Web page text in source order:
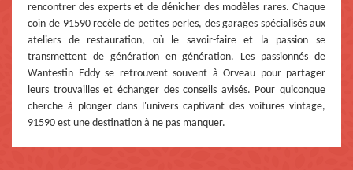
rencontrer des experts et de dénicher des modèles rares. Chaque
coin de 91590 recèle de petites perles, des garages spécialisés aux
ateliers de restauration, où le savoir-faire et la passion se
transmettent de génération en génération. Les passionnés de
Wantestin Eddy se retrouvent souvent à Orveau pour partager
leurs trouvailles et échanger des conseils avisés. Pour quiconque
cherche à plonger dans l'univers captivant des voitures vintage,
91590 est une destination à ne pas manquer.